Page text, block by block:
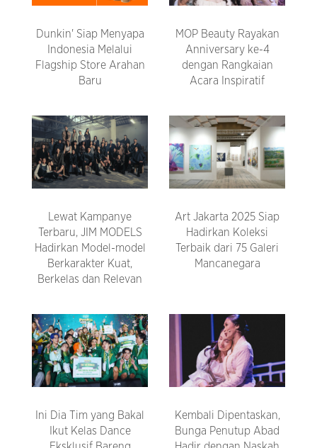
Dunkin' Siap Menyapa
Indonesia Melalui
Flagship Store Arahan
Baru
MOP Beauty Rayakan
Anniversary ke-4
dengan Rangkaian
Acara Inspiratif
Lewat Kampanye
Terbaru, JIM MODELS
Hadirkan Model-model
Berkarakter Kuat,
Berkelas dan Relevan
Art Jakarta 2025 Siap
Hadirkan Koleksi
Terbaik dari 75 Galeri
Mancanegara
Ini Dia Tim yang Bakal
Ikut Kelas Dance
Kembali Dipentaskan,
Bunga Penutup Abad